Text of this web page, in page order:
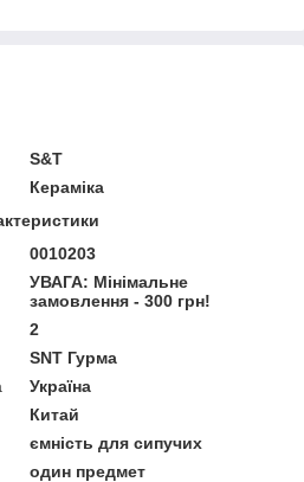
S&T
Кераміка
0010203
УВАГА: Мінімальне
замовлення - 300 грн!
2
SNT Гурма
Україна
Китай
ємність для сипучих
один предмет